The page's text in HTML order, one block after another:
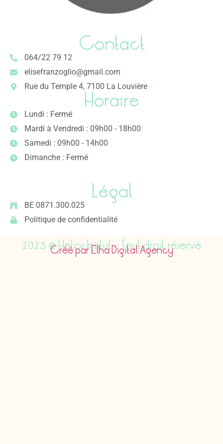
Contact
064/22 79 12
elisefranzoglio@gmail.com
Rue du Temple 4, 7100 La Louvière
Horaire
Lundi : Fermé
Mardi à Vendredi : 09h00 - 18h00
Samedi : 09h00 - 14h00
Dimanche : Fermé
Légal
BE 0871.300.025
Politique de confidentialité
2025 © Helios Insitut - Tout droit réservé
Créé par Elha Digital Agency